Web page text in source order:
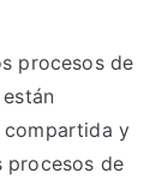
procesos de
compartida y
procesos de